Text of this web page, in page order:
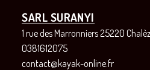
SARL SURANYI
1 rue des Marronniers 25220
0381612075
contact@kayak-online.fr